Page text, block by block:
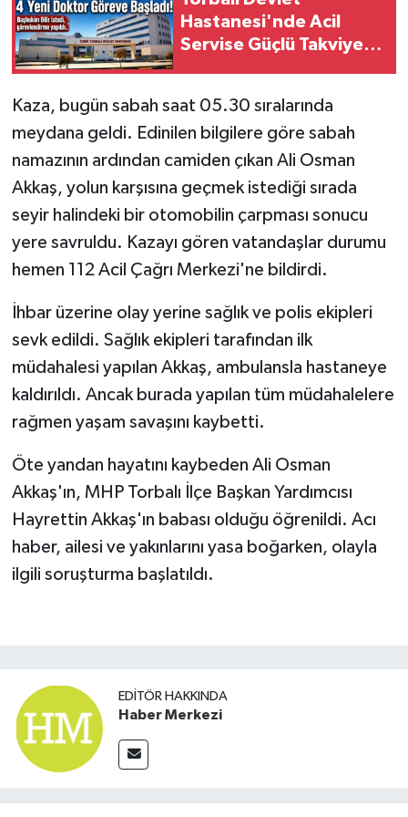
Hastanesi'nde Acil
Servise Güçlü Takviye: 4
Kaza, bugün sabah saat 05.30 sıralarında
meydana geldi. Edinilen bilgilere göre sabah
namazının ardından camiden çıkan Ali Osman
Akkaş, yolun karşısına geçmek istediği sırada
seyir halindeki bir otomobilin çarpması sonucu
yere savruldu. Kazayı gören vatandaşlar durumu
hemen 112 Acil Çağrı Merkezi'ne bildirdi.
İhbar üzerine olay yerine sağlık ve polis ekipleri
sevk edildi. Sağlık ekipleri tarafından ilk
müdahalesi yapılan Akkaş, ambulansla hastaneye
kaldırıldı. Ancak burada yapılan tüm müdahalelere
rağmen yaşam savaşını kaybetti.
Öte yandan hayatını kaybeden Ali Osman
Akkaş'ın, MHP Torbalı İlçe Başkan Yardımcısı
Hayrettin Akkaş'ın babası olduğu öğrenildi. Acı
haber, ailesi ve yakınlarını yasa boğarken, olayla
ilgili soruşturma başlatıldı.
EDITÖR HAKKINDA
Haber Merkezi